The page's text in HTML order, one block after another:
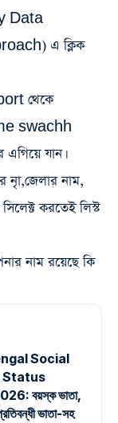
Data
এ ক্লিক
থেকে
swachh
যান।
নাৃ,জেলার নাম,
করতেই লিস্ট
নাম রয়েছে কি
Social
Status
বয়স্ক ভাতা,
ভাতা-সহ